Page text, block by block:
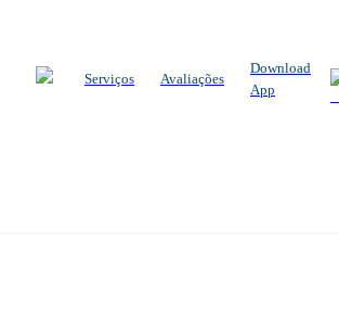
Serviços Avaliações
Download
App